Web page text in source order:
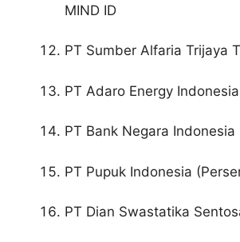
MIND ID
PT Sumber Alfaria Trijaya
PT Adaro Energy
PT Bank Negara
PT Pupuk Indonesia
PT Dian Swastatika